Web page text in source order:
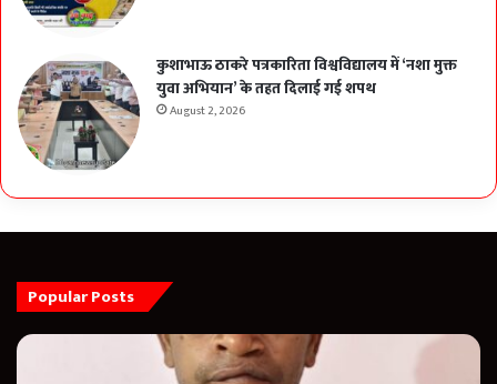
कुशाभाऊ ठाकरे पत्रकारिता विश्वविद्यालय में ‘नशा मुक्त
युवा अभियान’ के तहत दिलाई गई शपथ
August 2, 2026
Popular Posts